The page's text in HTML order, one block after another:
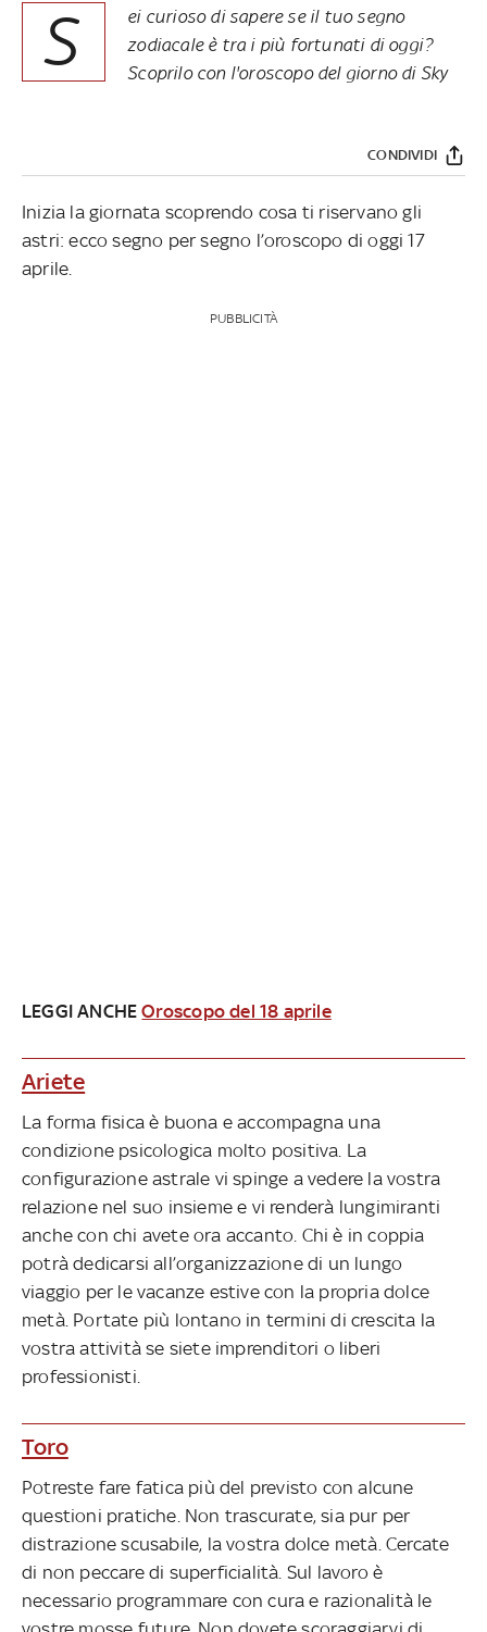
S
ei curioso di sapere se il tuo segno
zodiacale è tra i più fortunati di oggi?
Scoprilo con l'oroscopo del giorno di Sky
CONDIVIDI
Inizia la giornata scoprendo cosa ti riservano gli
astri: ecco segno per segno l’oroscopo di oggi 17
aprile.
PUBBLICITÀ
LEGGI ANCHE Oroscopo del 18 aprile
Ariete
La forma fisica è buona e accompagna una
condizione psicologica molto positiva. La
configurazione astrale vi spinge a vedere la vostra
relazione nel suo insieme e vi renderà lungimiranti
anche con chi avete ora accanto. Chi è in coppia
potrà dedicarsi all’organizzazione di un lungo
viaggio per le vacanze estive con la propria dolce
metà. Portate più lontano in termini di crescita la
vostra attività se siete imprenditori o liberi
professionisti.
Toro
Potreste fare fatica più del previsto con alcune
questioni pratiche. Non trascurate, sia pur per
distrazione scusabile, la vostra dolce metà. Cercate
di non peccare di superficialità. Sul lavoro è
necessario programmare con cura e razionalità le